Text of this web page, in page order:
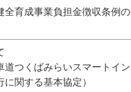
全育成事業負担金徴収条例の
道つくばみらいスマートイン
関する基本協定）